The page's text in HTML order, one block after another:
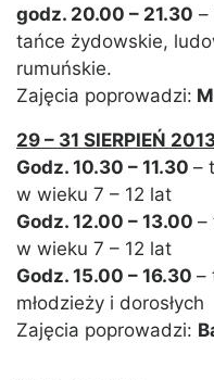
godz. 20.00 – 21.30 –
tańce żydowskie,
rumuńskie.
Zajęcia poprowadzi:
29 – 31 SIERPIEŃ
Godz. 10.30 – 11.30 –
w wieku 7 – 12 lat
Godz. 12.00 – 13.00 –
w wieku 7 – 12 lat
Godz. 15.00 – 16.30 –
młodzieży i dorosłych
Zajęcia poprowadzi: